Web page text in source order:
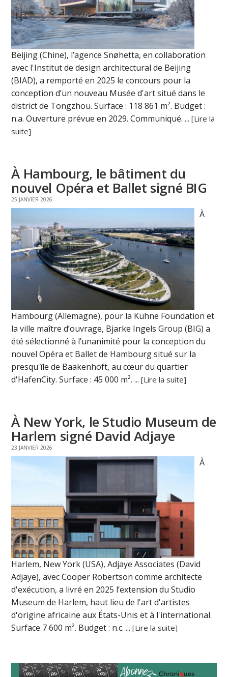
Beijing (Chine), l’agence Snøhetta, en collaboration
avec l'Institut de design architectural de Beijing
(BIAD), a remporté en 2025 le concours pour la
conception d’un nouveau Musée d'art situé dans le
district de Tongzhou. Surface : 118 861 m². Budget :
n.a. Ouverture prévue en 2029. Communiqué. ...[Lire la
suite]
À Hambourg, le bâtiment du
nouvel Opéra et Ballet signé BIG
25 JANVIER 2026
À
Hambourg (Allemagne), pour la Kühne Foundation et
la ville maître d’ouvrage, Bjarke Ingels Group (BIG) a
été sélectionné à l’unanimité pour la conception du
nouvel Opéra et Ballet de Hambourg situé sur la
presqu'île de Baakenhöft, au cœur du quartier
d'HafenCity. Surface : 45 000 m². ...[Lire la suite]
À New York, le Studio Museum de
Harlem signé David Adjaye
23 JANVIER 2026
À
Harlem, New York (USA), Adjaye Associates (David
Adjaye), avec Cooper Robertson comme architecte
d'exécution, a livré en 2025 l’extension du Studio
Museum de Harlem, haut lieu de l'art d'artistes
d'origine africaine aux États-Unis et à l'international.
Surface 7 600 m². Budget : n.c. ...[Lire la suite]